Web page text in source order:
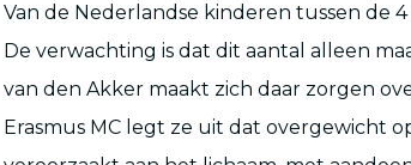
Van de Nederlandse kinderen tussen de
De verwachting is dat dit aantal alleen
van den Akker maakt zich daar zorgen
Erasmus MC legt ze uit dat overgewicht